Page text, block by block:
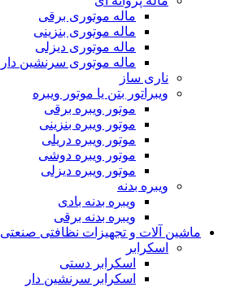
ماله موتوری برقی
ماله موتوری بنزینی
ماله موتوری دیزلی
ماله موتوری سرنشین دار
ناری ساز
ویبراتور بتن یا موتور ویبره
موتور ویبره برقی
موتور ویبره بنزینی
موتور ویبره دریلی
موتور ویبره دوشی
موتور ویبره دیزلی
ویبره بدنه
ویبره بدنه بادی
ویبره بدنه برقی
ماشین آلات و تجهیزات نظافتی صنعتی
اسکرابر
اسکرابر دستی
اسکرابر سرنشین دار